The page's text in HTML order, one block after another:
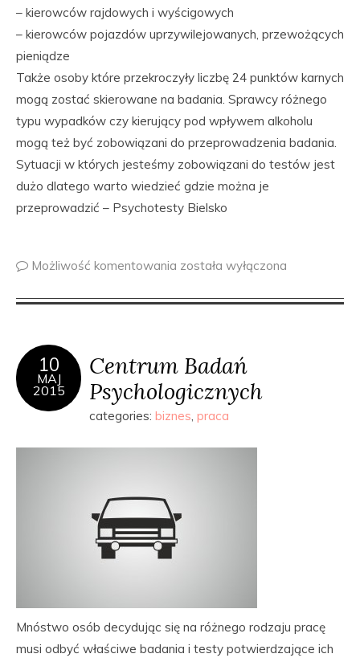
– kierowców rajdowych i wyścigowych
– kierowców pojazdów uprzywilejowanych, przewożących
pieniądze
Także osoby które przekroczyły liczbę 24 punktów karnych
mogą zostać skierowane na badania. Sprawcy różnego
typu wypadków czy kierujący pod wpływem alkoholu
mogą też być zobowiązani do przeprowadzenia badania.
Sytuacji w których jesteśmy zobowiązani do testów jest
dużo dlatego warto wiedzieć gdzie można je
przeprowadzić – Psychotesty Bielsko
Możliwość komentowania została wyłączona
10
MAJ
2015
Centrum Badań
Psychologicznych
categories: biznes, praca
Mnóstwo osób decydując się na różnego rodzaju pracę
musi odbyć właściwe badania i testy potwierdzające ich